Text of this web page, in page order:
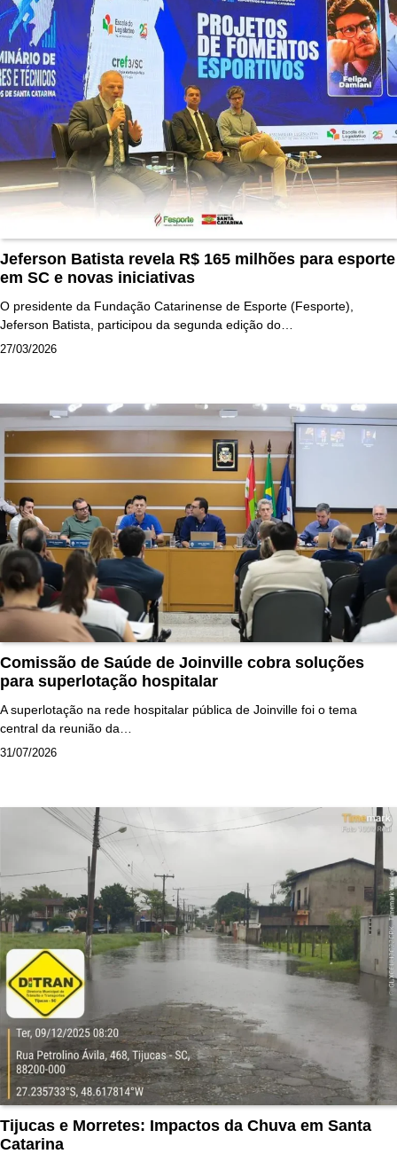
Jeferson Batista revela R$ 165 milhões para esporte
em SC e novas iniciativas
O presidente da Fundação Catarinense de Esporte (Fesporte),
Jeferson Batista, participou da segunda edição do…
27/03/2026
Comissão de Saúde de Joinville cobra soluções
para superlotação hospitalar
A superlotação na rede hospitalar pública de Joinville foi o tema
central da reunião da…
31/07/2026
Tijucas e Morretes: Impactos da Chuva em Santa
Catarina